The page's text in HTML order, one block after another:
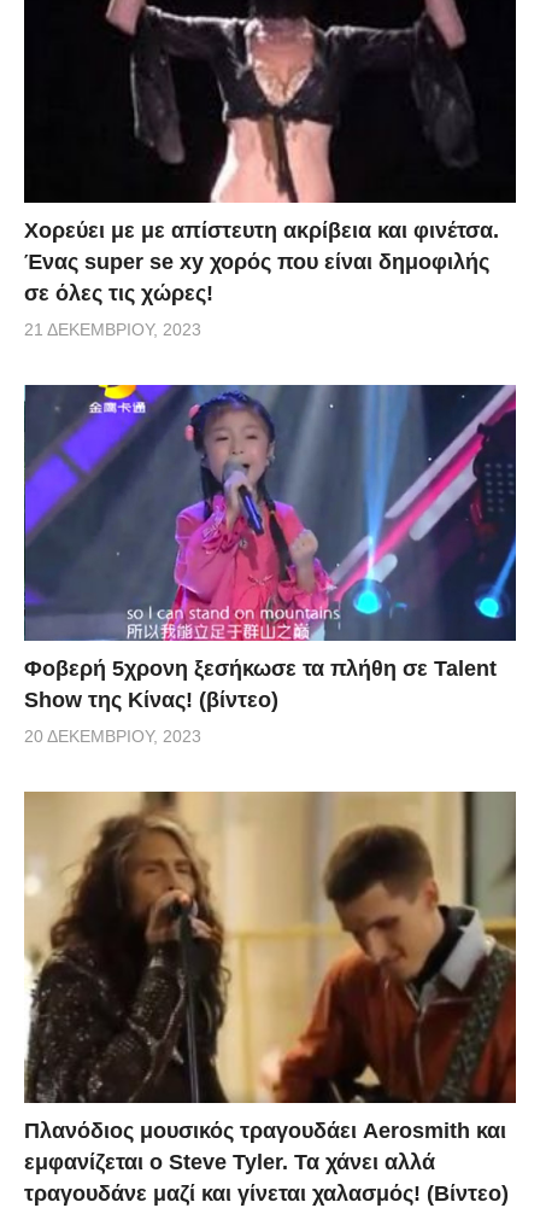
Χορεύει με με απίστευτη ακρίβεια και φινέτσα.
Ένας super se xy χορός που είναι δημοφιλής
σε όλες τις χώρες!
21 ΔΕΚΕΜΒΡΊΟΥ, 2023
Φοβερή 5χρονη ξεσήκωσε τα πλήθη σε Talent
Show της Κίνας! (βίντεο)
20 ΔΕΚΕΜΒΡΊΟΥ, 2023
Πλανόδιος μουσικός τραγουδάει Aerosmith και
εμφανίζεται ο Steve Tyler. Τα χάνει αλλά
τραγουδάνε μαζί και γίνεται χαλασμός! (Βίντεο)